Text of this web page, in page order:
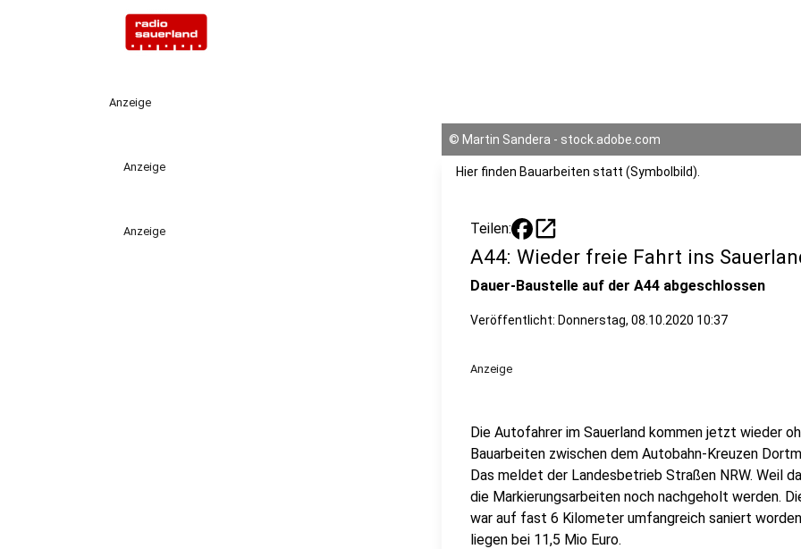
Anzeige
Anzeige
Anzeige
© Martin Sandera - stock.adobe.com
Hier finden Bauarbeiten statt (Symbolbild).
Teilen: open_in_new
A44: Wieder freie Fahrt ins
Dauer-Baustelle auf der A44 abgeschlossen
Veröffentlicht: Donnerstag, 08.10.2020 10:37
Anzeige
Die Autofahrer im Sauerland kommen jetzt wieder
Bauarbeiten zwischen dem Autobahn-Kreuzen
Das meldet der Landesbetrieb Straßen NRW. Weil
die Markierungsarbeiten noch nachgeholt werden.
war auf fast 6 Kilometer umfangreich saniert
liegen bei 11,5 Mio Euro.